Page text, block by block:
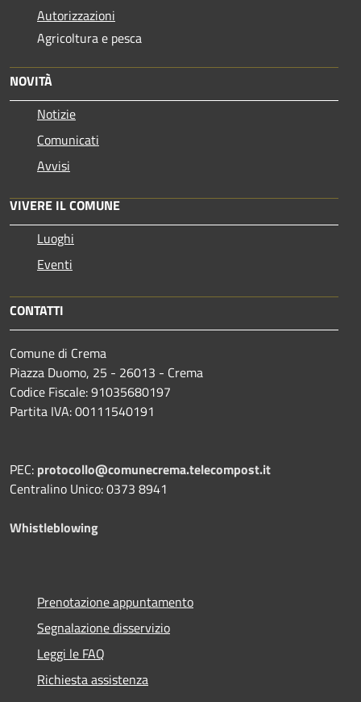
Autorizzazioni
Agricoltura e pesca
NOVITÀ
Notizie
Comunicati
Avvisi
VIVERE IL COMUNE
Luoghi
Eventi
CONTATTI
Comune di Crema
Piazza Duomo, 25 - 26013 - Crema
Codice Fiscale: 91035680197
Partita IVA: 00111540191
PEC: protocollo@comunecrema.telecompost.it
Centralino Unico: 0373 8941
Whistleblowing
Prenotazione appuntamento
Segnalazione disservizio
Leggi le FAQ
Richiesta assistenza